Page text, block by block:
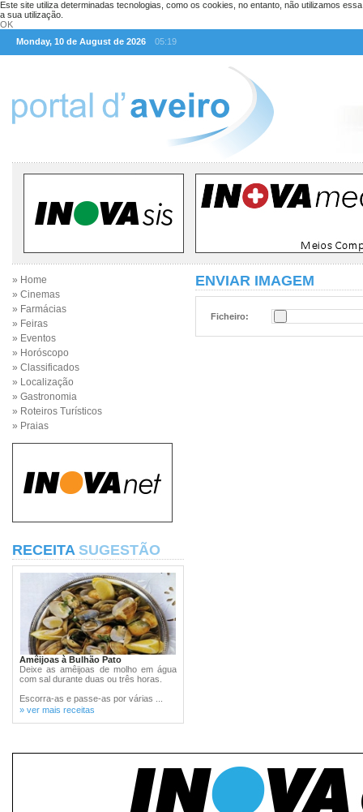
Este site utiliza determinadas tecnologias, como os cookies, no entanto, não utilizamos
a sua utilização.
OK
Monday, 10 de August de 2026
05:19
» Home
» Cinemas
» Farmácias
» Feiras
» Eventos
» Horóscopo
» Classificados
» Localização
» Gastronomia
» Roteiros Turísticos
» Praias
RECEITA SUGESTÃO
Amêijoas à Bulhão Pato
Deixe as amêijoas de molho em água
com sal durante duas ou três horas.
Escorra-as e passe-as por várias ...
» ver mais receitas
ENVIAR IMAGEM
Ficheiro: